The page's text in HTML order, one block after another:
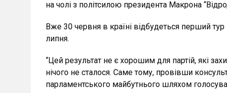
на чолі з політсилою президента Макрона
Вже 30 червня в країні відбудеться перший
липня.
“Цей результат не є хорошим для партій, які
нічого не сталося. Саме тому, провівши
парламентського майбутнього шляхом